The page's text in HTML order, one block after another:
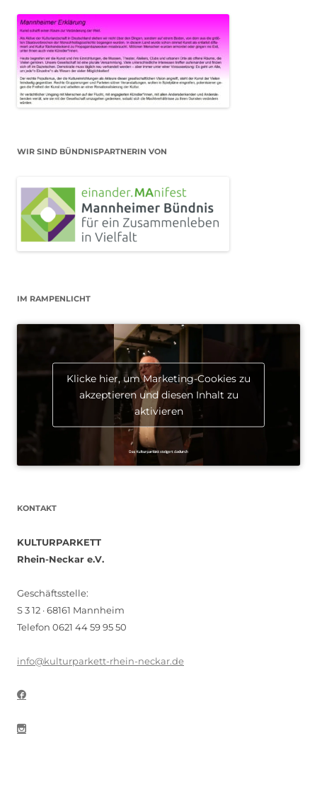
WIR SIND BÜNDNISPARTNERIN VON
IM RAMPENLICHT
Klicke hier, um Marketing-Cookies zu
akzeptieren und diesen Inhalt zu
aktivieren
KONTAKT
KULTURPARKETT
Rhein-Neckar e.V.
Geschäftsstelle:
S 3 12 · 68161 Mannheim
Telefon 0621 44 59 95 50
info@kulturparkett-rhein-neckar.de